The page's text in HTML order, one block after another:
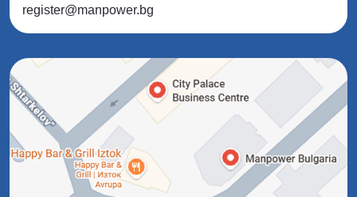
register@manpower.bg